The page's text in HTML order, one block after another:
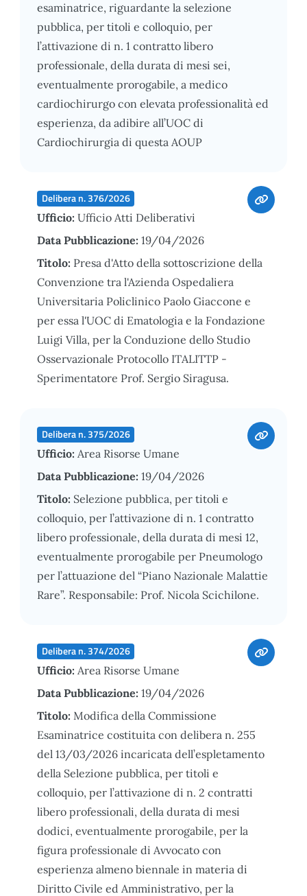
esaminatrice, riguardante la selezione
pubblica, per titoli e colloquio, per
l’attivazione di n. 1 contratto libero
professionale, della durata di mesi sei,
eventualmente prorogabile, a medico
cardiochirurgo con elevata professionalità ed
esperienza, da adibire all’UOC di
Cardiochirurgia di questa AOUP
Delibera n. 376/2026
Ufficio: Ufficio Atti Deliberativi
Data Pubblicazione: 19/04/2026
Titolo: Presa d'Atto della sottoscrizione della
Convenzione tra l'Azienda Ospedaliera
Universitaria Policlinico Paolo Giaccone e
per essa l'UOC di Ematologia e la Fondazione
Luigi Villa, per la Conduzione dello Studio
Osservazionale Protocollo ITALITTP -
Sperimentatore Prof. Sergio Siragusa.
Delibera n. 375/2026
Ufficio: Area Risorse Umane
Data Pubblicazione: 19/04/2026
Titolo: Selezione pubblica, per titoli e
colloquio, per l’attivazione di n. 1 contratto
libero professionale, della durata di mesi 12,
eventualmente prorogabile per Pneumologo
per l’attuazione del “Piano Nazionale Malattie
Rare”. Responsabile: Prof. Nicola Scichilone.
Delibera n. 374/2026
Ufficio: Area Risorse Umane
Data Pubblicazione: 19/04/2026
Titolo: Modifica della Commissione
Esaminatrice costituita con delibera n. 255
del 13/03/2026 incaricata dell’espletamento
della Selezione pubblica, per titoli e
colloquio, per l’attivazione di n. 2 contratti
libero professionali, della durata di mesi
dodici, eventualmente prorogabile, per la
figura professionale di Avvocato con
esperienza almeno biennale in materia di
Diritto Civile ed Amministrativo, per la